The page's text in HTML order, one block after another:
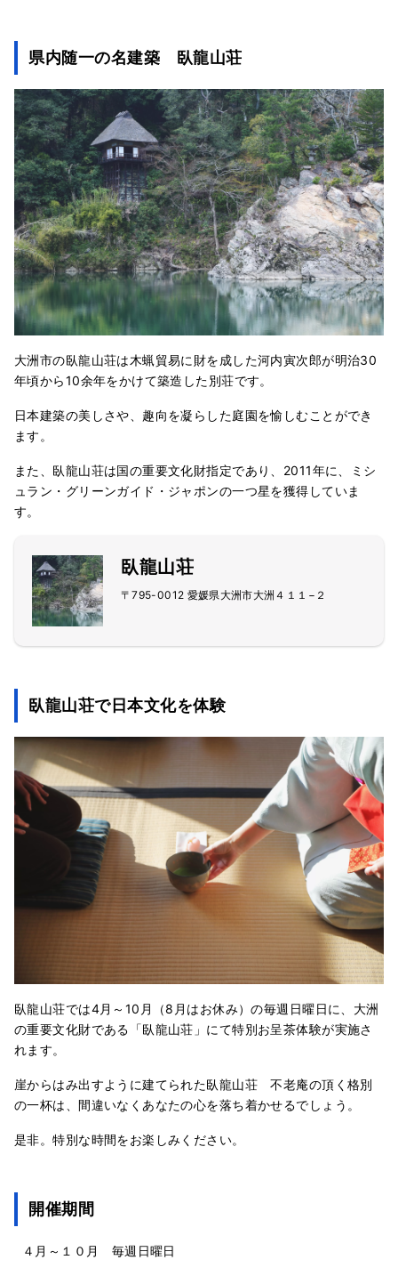
県内随一の名建築 臥龍山荘
大洲市の臥龍山荘は木蝋貿易に財を成した河内寅次郎が明治30
年頃から10余年をかけて築造した別荘です。
日本建築の美しさや、趣向を凝らした庭園を愉しむことができ
ます。
また、臥龍山荘は国の重要文化財指定であり、2011年に、ミシ
ュラン・グリーンガイド・ジャポンの一つ星を獲得していま
す。
臥龍山荘
〒795-0012 愛媛県大洲市大洲４１１−２
臥龍山荘で日本文化を体験
臥龍山荘では4月～10月（8月はお休み）の毎週日曜日に、大洲
の重要文化財である「臥龍山荘」にて特別お呈茶体験が実施さ
れます。
崖からはみ出すように建てられた臥龍山荘 不老庵の頂く格別
の一杯は、間違いなくあなたの心を落ち着かせるでしょう。
是非。特別な時間をお楽しみください。
開催期間
４月～１０月 毎週日曜日